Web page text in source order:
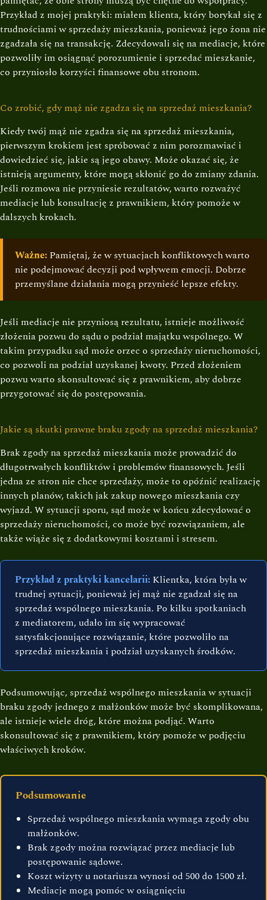
Przykład z mojej praktyki: miałem klienta, który borykał się z
trudnościami w sprzedaży mieszkania, ponieważ jego żona nie
zgadzała się na transakcję. Zdecydowali się na mediacje, które
pozwoliły im osiągnąć porozumienie i sprzedać mieszkanie,
co przyniosło korzyści finansowe obu stronom.
Co zrobić, gdy mąż nie zgadza się na sprzedaż mieszkania?
Kiedy twój mąż nie zgadza się na sprzedaż mieszkania,
pierwszym krokiem jest spróbować z nim porozmawiać i
dowiedzieć się, jakie są jego obawy. Może okazać się, że
istnieją argumenty, które mogą skłonić go do zmiany zdania.
Jeśli rozmowa nie przyniesie rezultatów, warto rozważyć
mediacje lub konsultację z prawnikiem, który pomoże w
dalszych krokach.
Ważne: Pamiętaj, że w sytuacjach konfliktowych warto
nie podejmować decyzji pod wpływem emocji. Dobrze
przemyślane działania mogą przynieść lepsze efekty.
Jeśli mediacje nie przyniosą rezultatu, istnieje możliwość
złożenia pozwu do sądu o podział majątku wspólnego. W
takim przypadku sąd może orzec o sprzedaży nieruchomości,
co pozwoli na podział uzyskanej kwoty. Przed złożeniem
pozwu warto skonsultować się z prawnikiem, aby dobrze
przygotować się do postępowania.
Jakie są skutki prawne braku zgody na sprzedaż mieszkania?
Brak zgody na sprzedaż mieszkania może prowadzić do
długotrwałych konfliktów i problemów finansowych. Jeśli
jedna ze stron nie chce sprzedaży, może to opóźnić realizację
innych planów, takich jak zakup nowego mieszkania czy
wyjazd. W sytuacji sporu, sąd może w końcu zdecydować o
sprzedaży nieruchomości, co może być rozwiązaniem, ale
także wiąże się z dodatkowymi kosztami i stresem.
Przykład z praktyki kancelarii: Klientka, która była w
trudnej sytuacji, ponieważ jej mąż nie zgadzał się na
sprzedaż wspólnego mieszkania. Po kilku spotkaniach
z mediatorem, udało im się wypracować
satysfakcjonujące rozwiązanie, które pozwoliło na
sprzedaż mieszkania i podział uzyskanych środków.
Podsumowując, sprzedaż wspólnego mieszkania w sytuacji
braku zgody jednego z małżonków może być skomplikowana,
ale istnieje wiele dróg, które można podjąć. Warto
skonsultować się z prawnikiem, który pomoże w podjęciu
właściwych kroków.
Podsumowanie
Sprzedaż wspólnego mieszkania wymaga zgody obu
małżonków.
Brak zgody można rozwiązać przez mediacje lub
postępowanie sądowe.
Koszt wizyty u notariusza wynosi od 500 do 1500 zł.
Mediacje mogą pomóc w osiągnięciu